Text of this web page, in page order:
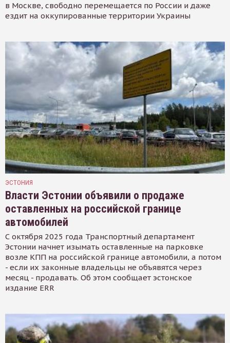
в Москве, свободно перемещается по России и даже
ездит на оккупированные территории Украины
ЭСТОНИЯ
Власти Эстонии объявили о продаже
оставленных на российской границе
автомобилей
С октября 2025 года Транспортный департамент
Эстонии начнет изымать оставленные на парковке
возле КПП на российской границе автомобили, а потом
- если их законные владельцы не объявятся через
месяц - продавать. Об этом сообщает эстонское
издание ERR